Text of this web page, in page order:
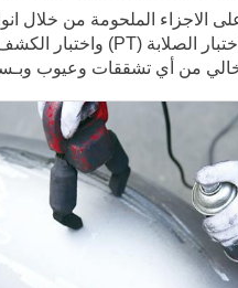
الملحومة من خلال
خالي من أي تشققات وعيوب